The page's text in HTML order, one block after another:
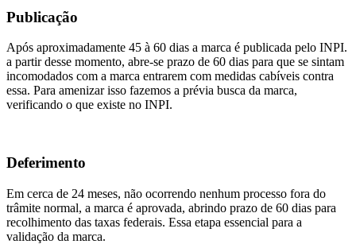
Publicação
Após aproximadamente 45 à 60 dias a marca é publicada pelo INPI.
a partir desse momento, abre-se prazo de 60 dias para que se sintam
incomodados com a marca entrarem com medidas cabíveis contra
essa. Para amenizar isso fazemos a prévia busca da marca,
verificando o que existe no INPI.
Deferimento
Em cerca de 24 meses, não ocorrendo nenhum processo fora do
trâmite normal, a marca é aprovada, abrindo prazo de 60 dias para
recolhimento das taxas federais. Essa etapa essencial para a
validação da marca.